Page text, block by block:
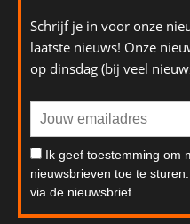
Schrijf je in voor onze
laatste nieuws! Onze
op dinsdag (bij veel
Ik geef toestemming om
nieuwsbrieven toe te
via de nieuwsbrief.